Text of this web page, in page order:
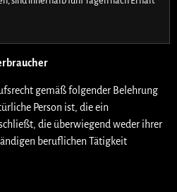
gemäß folgender Belehrung
Person ist, die ein
die überwiegend weder ihrer
beruflichen Tätigkeit